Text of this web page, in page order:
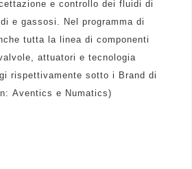
e controllo dei fluidi di
e gassosi. Nel programma di
tutta la linea di componenti
attuatori e tecnologia
rispettivamente sotto i Brand di
Aventics e Numatics)